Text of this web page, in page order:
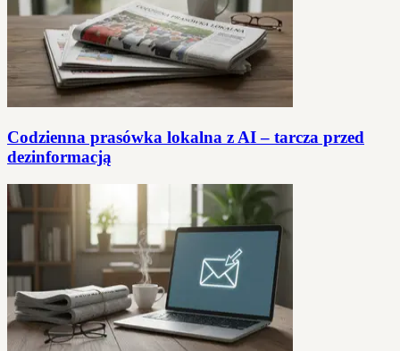
Codzienna prasówka lokalna z AI – tarcza przed
dezinformacją